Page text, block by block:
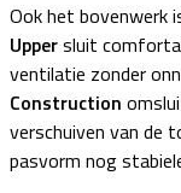
Ook het bovenwerk
Uppersluit
ventilatie zonder
Construction
verschuiven van de
pasvorm nog